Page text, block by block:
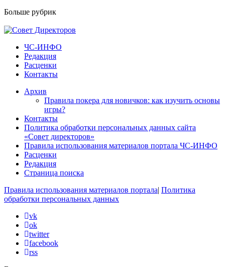
Больше рубрик
ЧС-ИНФО
Редакция
Расценки
Контакты
Архив
Правила покера для новичков: как изучить основы
игры?
Контакты
Политика обработки персональных данных сайта
«Совет директоров»
Правила использования материалов портала ЧС-ИНФО
Расценки
Редакция
Страница поиска
Правила использования материалов портала| Политика
обработки персональных данных
vk
ok
twitter
facebook
rss